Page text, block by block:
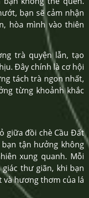
bạn sẽ cảm nhận
hòa mình vào thiên
trà quyện lẫn, tạo
Đây chính là cơ hội
tách trà ngon nhất,
từng khoảnh khắc
giữa đồi chè Cầu Đất
tận hưởng không
xung quanh. Mỗi
thư giãn, khi bạn
hương thơm của lá